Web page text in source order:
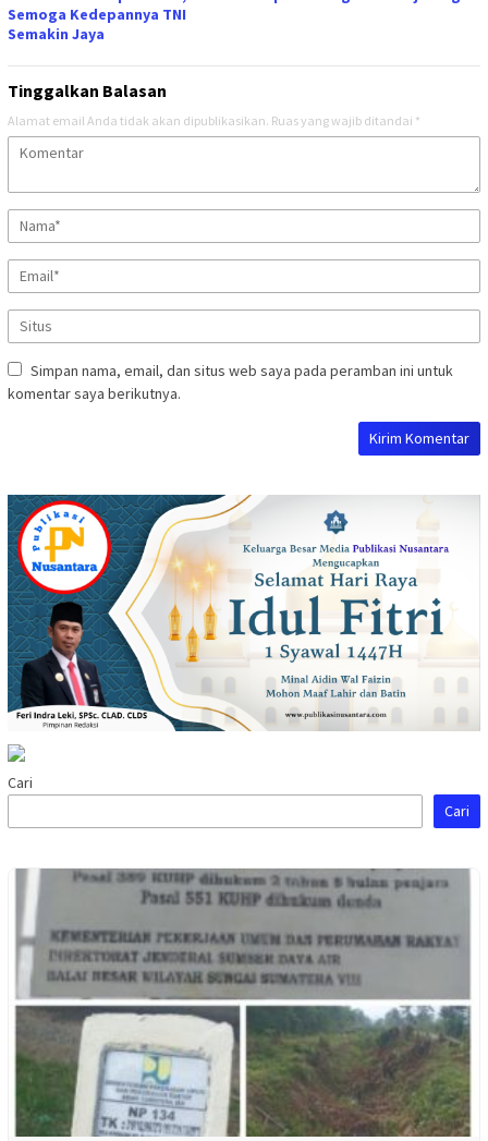
Semoga Kedepannya TNI
Semakin Jaya
Tinggalkan Balasan
Alamat email Anda tidak akan dipublikasikan. Ruas yang wajib ditandai *
Simpan nama, email, dan situs web saya pada peramban ini untuk
komentar saya berikutnya.
Cari
Cari